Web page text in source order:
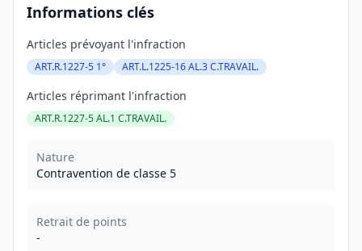
Informations clés
Articles prévoyant l'infraction
ART.R.1227-5 1° ART.L.1225-16 AL.3 C.TRAVAIL.
Articles réprimant l'infraction
ART.R.1227-5 AL.1 C.TRAVAIL.
Nature
Contravention de classe 5
Retrait de points
-